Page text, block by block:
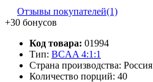
Отзывы покупателей(1)
+30 бонусов
Код товара: 01994
Тип: BCAA 4:1:1
Страна производства: Россия
Количество порций: 40